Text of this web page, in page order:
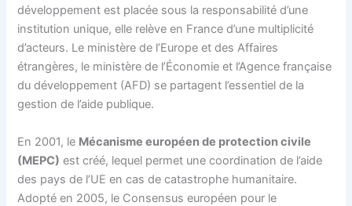
développement est placée sous la responsabilité d’une
institution unique, elle relève en Franced’une multiplicité
d’acteurs. Le ministère de l’Europe et des Affaires
étrangères, le ministère de l’Économie et l’Agence française
du développement (AFD) se partagent l’essentiel de la
gestion de l’aide publique.
En 2001, le Mécanisme européen de protection civile
(MEPC) est créé, lequel permet une coordination de l’aide
des pays de l’UE en cas de catastrophe humanitaire.
Adopté en 2005, le Consensus européen pour le